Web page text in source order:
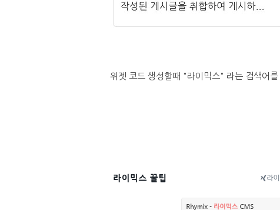
위젯 코드 생성할때 "라이믹스" 라는 검색어